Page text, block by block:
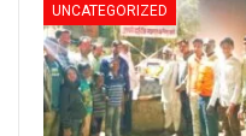
UNCATEGORIZED